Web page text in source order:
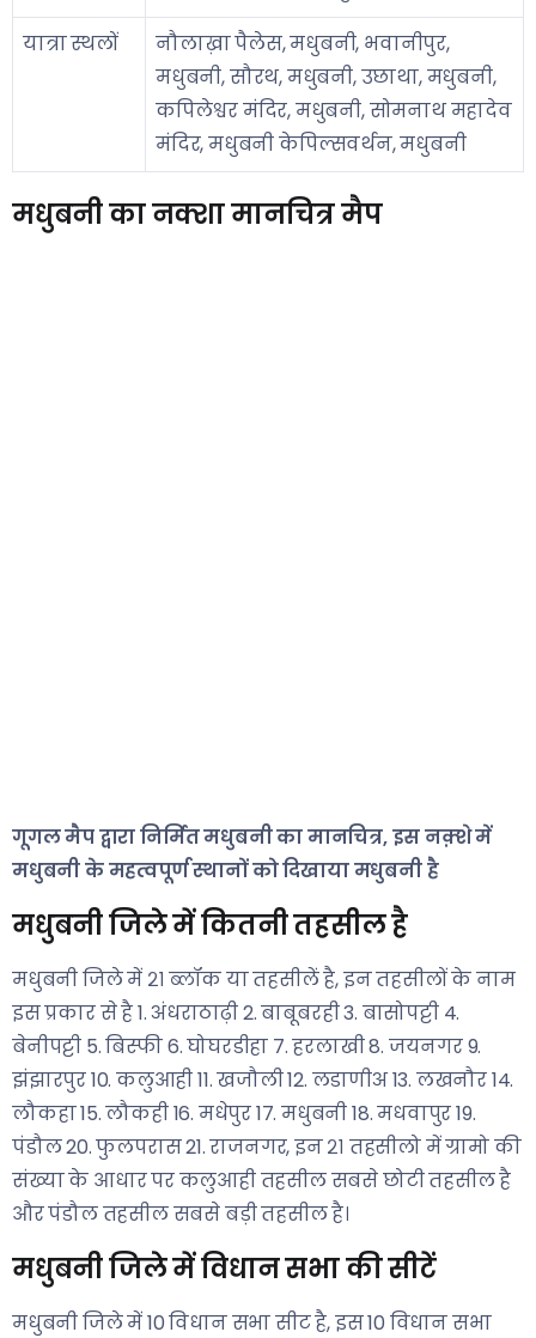
यात्रा स्थलों
नौलाख़ा पैलेस, मधुबनी, भवानीपुर,
मधुबनी, सौरथ, मधुबनी, उछाथा, मधुबनी,
कपिलेश्वर मंदिर, मधुबनी, सोमनाथ महादेव
मंदिर, मधुबनी केपिल्सवर्थन, मधुबनी
मधुबनी का नक्शा मानचित्र मैप
गूगल मैप द्वारा निर्मित मधुबनी का मानचित्र, इस नक़्शे में
मधुबनी के महत्वपूर्ण स्थानों को दिखाया मधुबनी है
मधुबनी जिले में कितनी तहसील है
मधुबनी जिले में २१ ब्लॉक या तहसीलें है, इन तहसीलों के नाम
इस प्रकार से है 1. अंधराठाढ़ी 2. बाबूबरही 3. बासोपट्टी 4.
बेनीपट्टी 5. बिस्फी 6. घोघरडीहा 7. हरलाखी 8. जयनगर 9.
झंझारपुर 10. कलुआही 11. खजौली 12. लडाणीअ 13. लखनौर 14.
लौकहा 15. लौकही 16. मधेपुर 17. मधुबनी 18. मधवापुर 19.
पंडौल 20. फुलपरास 21. राजनगर, इन २१ तहसीलो में ग्रामो की
संख्या के आधार पर कलुआही तहसील सबसे छोटी तहसील है
और पंडौल तहसील सबसे बड़ी तहसील है।
मधुबनी जिले में विधान सभा की सीटें
मधुबनी जिले में 10 विधान सभा सीट है, इस 10 विधान सभा